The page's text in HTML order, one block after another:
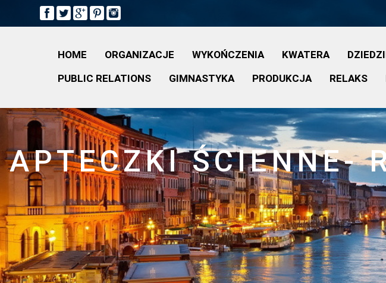
HOME ORGANIZACJE WYKOŃCZENIA KWATERA
PUBLIC RELATIONS
GIMNASTYKA PRODUKCJA RELAKS
APTECZKI ŚCIENNE-